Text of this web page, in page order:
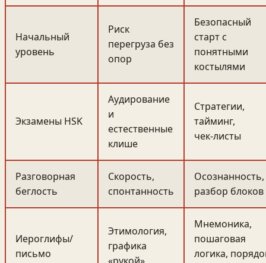
Начальный
уровень
Риск
перегруза без
опор
Безопасный
старт с
понятными
костылями
Экзамены HSK
Аудирование
и
естественные
клише
Стратегии,
тайминг,
чек‑листы
Разговорная
беглость
Скорость,
спонтанность
Осознанность,
разбор блоков
Иероглифы/
письмо
Этимология,
графика
Мнемоника,
пошаговая
логика,